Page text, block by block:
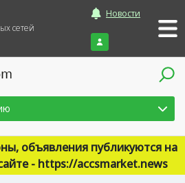
сетей
Новости
Войти
объявления публикуются на
- https://accsmarket.news